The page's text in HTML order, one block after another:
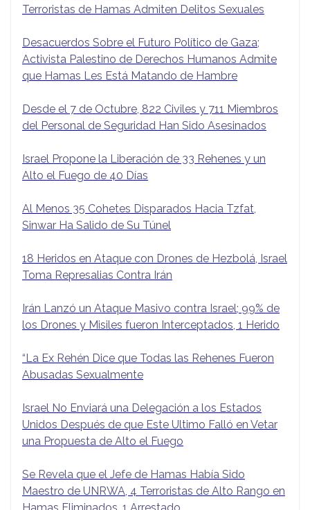
Terroristas de Hamas Admiten Delitos Sexuales
Desacuerdos Sobre el Futuro Político de Gaza;
Activista Palestino de Derechos Humanos Admite
que Hamas Les Está Matando de Hambre
Desde el 7 de Octubre, 822 Civiles y 711 Miembros
del Personal de Seguridad Han Sido Asesinados
Israel Propone la Liberación de 33 Rehenes y un
Alto el Fuego de 40 Días
Al Menos 35 Cohetes Disparados Hacia Tzfat,
Sinwar Ha Salido de Su Túnel
18 Heridos en Ataque con Drones de Hezbolá, Israel
Toma Represalias Contra Irán
Irán Lanzó un Ataque Masivo contra Israel; 99% de
los Drones y Misiles fueron Interceptados, 1 Herido
“La Ex Rehén Dice que Todas las Rehenes Fueron
Abusadas Sexualmente
Israel No Enviará una Delegación a los Estados
Unidos Después de que Este Ultimo Falló en Vetar
una Propuesta de Alto el Fuego
Se Revela que el Jefe de Hamas Había Sido
Maestro de UNRWA, 4 Terroristas de Alto Rango en